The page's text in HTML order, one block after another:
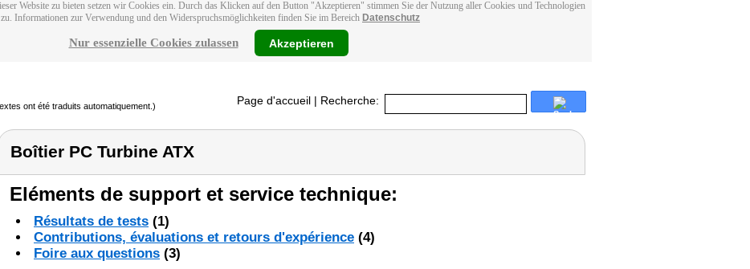
Website zu bieten setzen wir Cookies ein. Durch das Klicken auf den Button "Akzeptieren" stimmen Sie der Nutzung aller Cookies und Technologien
zu. Informationen zur Verwendung und den Widerspruchsmöglichkeiten finden Sie im Bereich Datenschutz
Nur essenzielle Cookies zulassen Akzeptieren
ont été traduits automatiquement.) Page d'accueil | Recherche:
Boîtier PC Turbine ATX
Eléments de support et service technique:
Résultats de tests (1)
Contributions, évaluations et retours d'expérience (4)
Foire aux questions (3)